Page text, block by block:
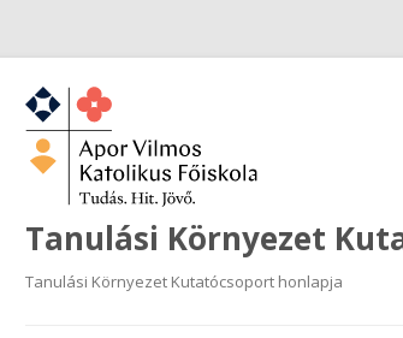
Tanulási Környezet
Tanulási Környezet Kutatócsoport honlapja